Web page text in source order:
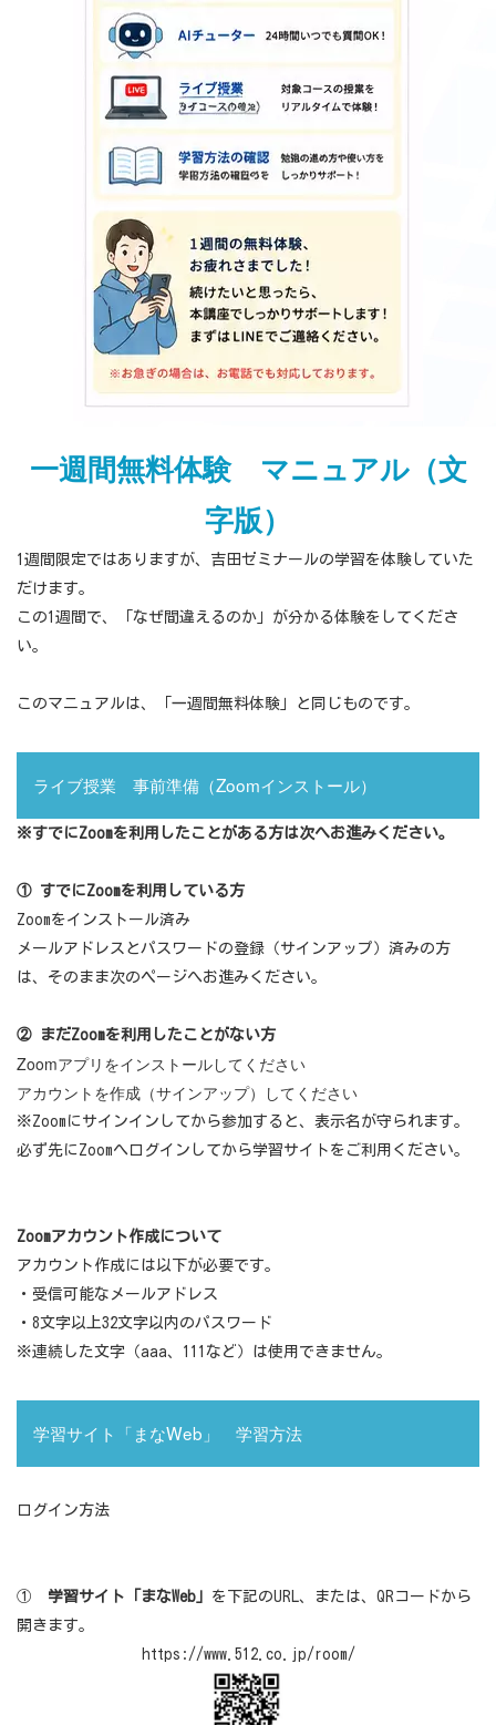
一週間無料体験 マニュアル（文
字版）
1週間限定ではありますが、吉田ゼミナールの学習を体験していた
だけます。
この1 週間で、「なぜ間違えるのか」が分かる体験をしてくださ
い。
このマニュアルは、「一週間無料体験」と同じものです。
ライブ授業 事前準備（Zoomインストール）
※すでにZoomを利用したことがある方は次へお進みください。
① すでにZoomを利用している方
Zoomをインストール済み
メールアドレスとパスワードの登録（サインアップ）済みの方
は、そのまま次のページへお進みください。
② まだZoomを利用したことがない方
Zoomアプリをインストールしてください
アカウントを作成（サインアップ）してください
※Zoom にサインインしてから参加すると、表示名が守られます。
必ず先にZoomへログインしてから学習サイトをご利用ください。
Zoomアカウント作成について
アカウント作成には以下が必要です。
・受信可能なメールアドレス
・ 8文字以上32文字以内のパスワード
※連続した文字（aaa、 111 など）は使用できません。
学習サイト「まなWeb 」 学習方法
ログイン方法
① 学習サイト「まなWeb 」 を下記のURL、または、QRコードから
開きます。
https://www.512.co.jp/room/